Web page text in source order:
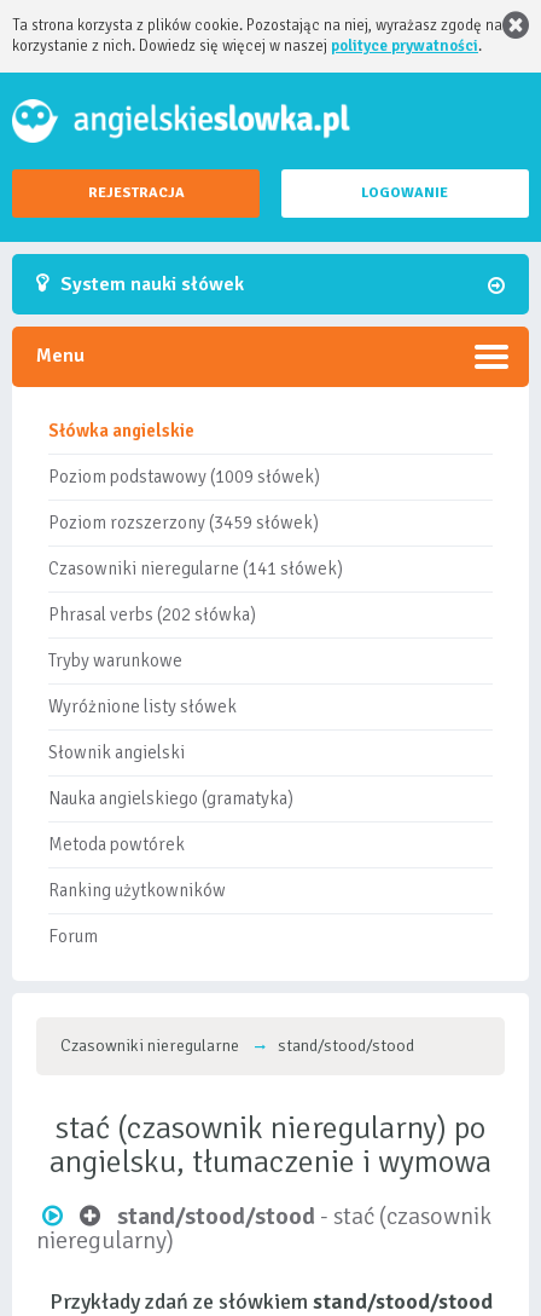
Ta strona korzysta z plików cookie. Pozostając na niej, wyrażasz zgodę na
korzystanie z nich. Dowiedz się więcej w naszej polityce prywatności.
REJESTRACJA LOGOWANIE
System nauki słówek
Menu
Słówka angielskie
Poziom podstawowy (1009 słówek)
Poziom rozszerzony (3459 słówek)
Czasowniki nieregularne (141 słówek)
Phrasal verbs (202 słówka)
Tryby warunkowe
Wyróżnione listy słówek
Słownik angielski
Nauka angielskiego (gramatyka)
Metoda powtórek
Ranking użytkowników
Forum
Czasowniki nieregularne stand/stood/stood
stać (czasownik nieregularny) po
angielsku, tłumaczenie i wymowa
stand/stood/stood - stać (czasownik
nieregularny)
Przykłady zdań ze słówkiem stand/stood/stood